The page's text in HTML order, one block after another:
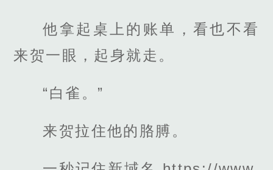
他拿起桌上的账单，看也不看
来贺一眼，起身就走。
“白雀。”
来贺拉住他的胳膊。